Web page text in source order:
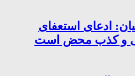
ادعای استعفای
و کذب محض است